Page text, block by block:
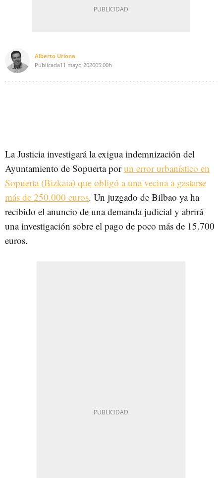
Alberto Uriona
Publicada11 mayo 202605:00h
La Justicia investigará la exigua indemnización del
Ayuntamiento de Sopuerta porun error urbanístico en
Sopuerta (Bizkaia) que obligó a una vecina a gastarse
más de 250.000 euros. Un juzgado de Bilbao ya ha
recibido el anuncio de una demanda judicial y abrirá
una investigación sobre el pago de poco más de 15.700
euros.